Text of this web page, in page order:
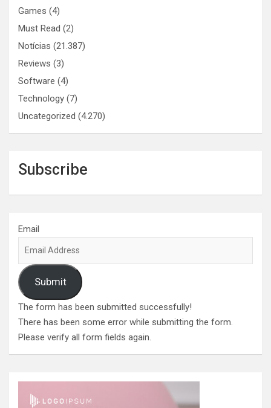
Games (4)
Must Read (2)
Notícias (21.387)
Reviews (3)
Software (4)
Technology (7)
Uncategorized (4.270)
Subscribe
Email
Submit
The form has been submitted successfully!
There has been some error while submitting the form.
Please verify all form fields again.